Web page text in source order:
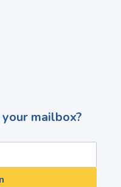
mailbox?